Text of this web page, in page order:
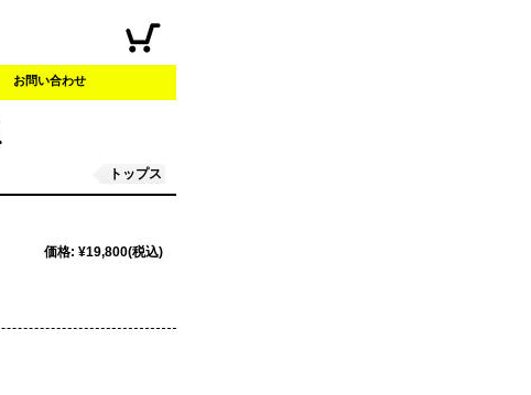
お問い合わせ
トップス
価格: ¥19,800(税込)